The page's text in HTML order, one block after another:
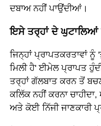
ਦਬਾਅ ਨਹੀਂ ਪਾਉਂਦੀਆਂ।
ਇਸੇ ਤਰ੍ਹਾਂ ਦੇ ਘੁਟਾਲਿਆਂ
ਜਿਨ੍ਹਾਂ ਪ੍ਰਾਪਤਕਰਤਾਵਾਂ ਨੂੰ
ਮਿਲੀ ਹੈ' ਈਮੇਲ ਪ੍ਰਾਪਤ
ਤਰ੍ਹਾਂ ਗੱਲਬਾਤ ਕਰਨ ਤੋਂ
ਕਲਿੱਕ ਨਹੀਂ ਕਰਨਾ
ਅਤੇ ਕੋਈ ਨਿੱਜੀ ਜਾਣਕਾਰੀ